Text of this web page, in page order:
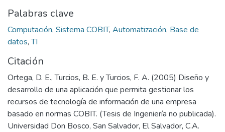
Palabras clave
Computación, Sistema COBIT, Automatización, Base de
datos,TI
Citación
Ortega, D. E., Turcios, B. E. y Turcios, F. A. (2005) Diseño y
desarrollo de una aplicación que permita gestionar los
recursos de tecnología de información de una empresa
basado en normas COBIT. (Tesis de Ingeniería no publicada).
Universidad Don Bosco, San Salvador, El Salvador, C.A.